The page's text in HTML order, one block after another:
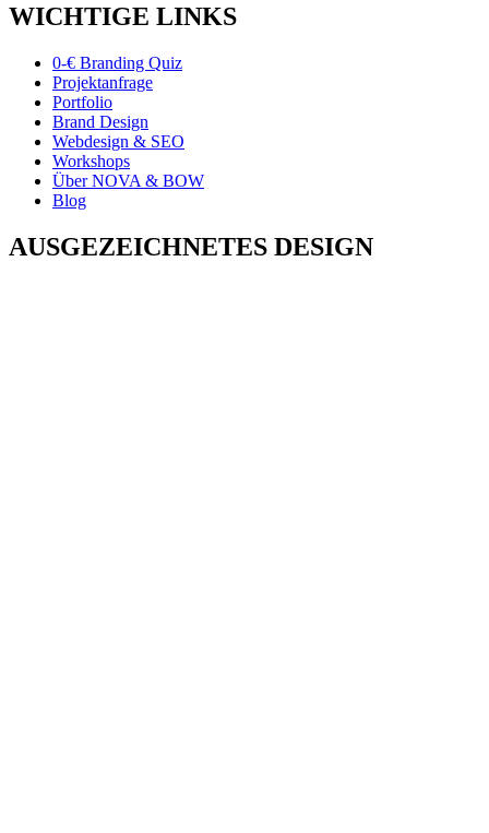
WICHTIGE LINKS
0-€ Branding Quiz
Projektanfrage
Portfolio
Brand Design
Webdesign & SEO
Workshops
Über NOVA & BOW
Blog
AUSGEZEICHNETES DESIGN